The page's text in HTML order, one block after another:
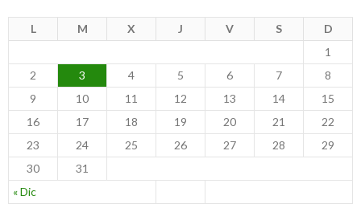
o
N
i
i
L M X J V S D
« Dic
1
2
3 4 5 6 7
8
9
10 11 12 13 14
15
16
17 18 19 20 21
22
23
24 25 26 27 28
29
30
31